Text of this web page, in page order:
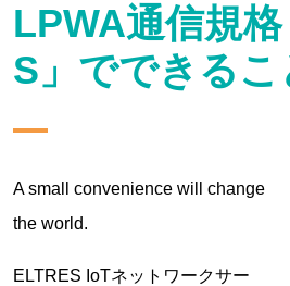
LPWA通信規
S」でできるこ
A small convenience will change
the world.
ELTRES IoTネットワークサー